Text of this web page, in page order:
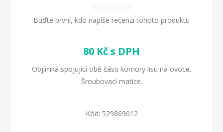
Buďte první, kdo napíše recenzi tohoto produktu
80 Kč s DPH
Objímka spojující obě části komory lisu na ovoce.
Šroubovací matice.
Kód: 529869012